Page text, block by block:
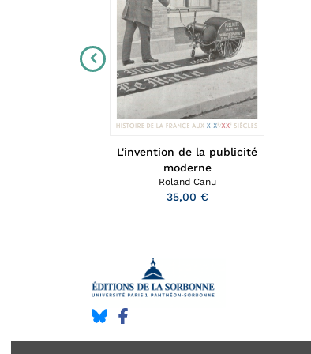
L'invention de la publicité
moderne
Roland Canu
35,00 €